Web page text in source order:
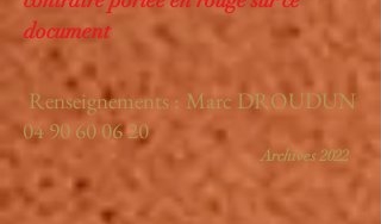
document
Renseignements : Marc DROUDUN
04 90 60 06 20
Archives 2022